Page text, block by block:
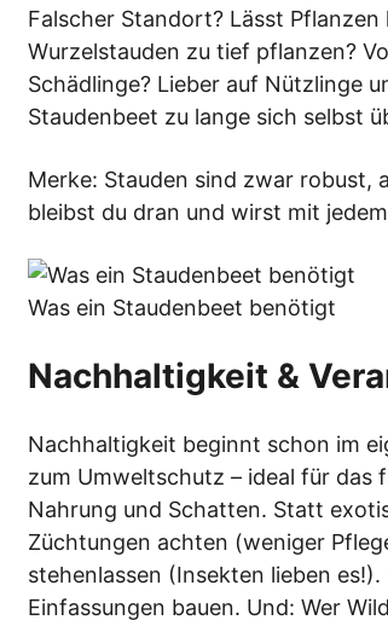
Falscher Standort? Lässt
Wurzelstauden zu tief pflanzen?
Schädlinge? Lieber auf Nützlinge
Staudenbeet zu lange sich selbst
Merke: Stauden sind zwar robust,
bleibst du dran und wirst mit jedem
Was ein Staudenbeet benötigt
Nachhaltigkeit &
Nachhaltigkeit beginnt schon im
zum Umweltschutz – ideal für das
Nahrung und Schatten. Statt
Züchtungen achten (weniger
stehenlassen (Insekten lieben
Einfassungen bauen. Und: Wer